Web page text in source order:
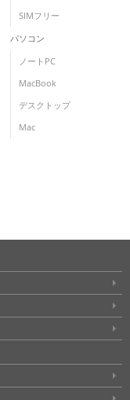
SIMフリー
パソコン
ノートPC
MacBook
デスクトップ
Mac